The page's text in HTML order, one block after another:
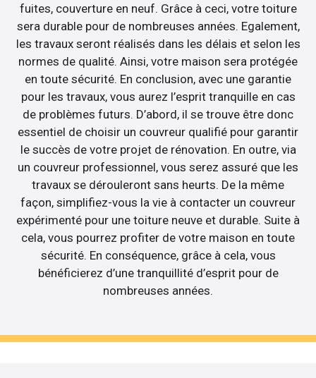
fuites, couverture en neuf. Grâce à ceci, votre toiture
sera durable pour de nombreuses années. Egalement,
les travaux seront réalisés dans les délais et selon les
normes de qualité. Ainsi, votre maison sera protégée
en toute sécurité. En conclusion, avec une garantie
pour les travaux, vous aurez l’esprit tranquille en cas
de problèmes futurs. D’abord, il se trouve être donc
essentiel de choisir un couvreur qualifié pour garantir
le succès de votre projet de rénovation. En outre, via
un couvreur professionnel, vous serez assuré que les
travaux se dérouleront sans heurts. De la même
façon, simplifiez-vous la vie à contacter un couvreur
expérimenté pour une toiture neuve et durable. Suite à
cela, vous pourrez profiter de votre maison en toute
sécurité. En conséquence, grâce à cela, vous
bénéficierez d’une tranquillité d’esprit pour de
nombreuses années.